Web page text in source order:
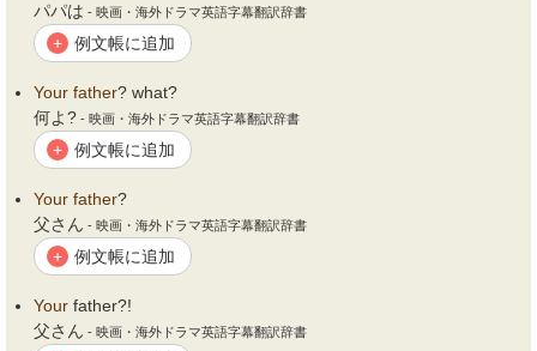
パパは - 映画・海外ドラマ英語字幕翻訳辞書
+ 例文帳に追加
Your father? what?
何よ? - 映画・海外ドラマ英語字幕翻訳辞書
+ 例文帳に追加
Your father?
父さん - 映画・海外ドラマ英語字幕翻訳辞書
+ 例文帳に追加
Your father?!
父さん - 映画・海外ドラマ英語字幕翻訳辞書